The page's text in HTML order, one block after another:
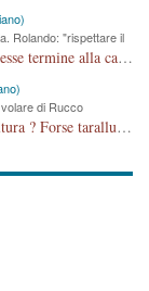
Rolando: "rispettare il
Sarebbe ora che il consigliere comunale Pidino, ponesse termine alla campagna elettorale nel territorio del suo seggio Villaggio del Sole. La tiraca è iniziata, distruggerà 6 km di prateria ovest della città, ricca di fonti e sorgenti d'acqua. I cittadini di Maddalene non avranno più Pace la notte. Molta colpa per la costruzione di questa Strada è proprio del signor Rolando,dei suoi gazebo mobili e che vuol far passare questa opera VANDALICA come progetto "utile" a chi ? Non è cosa seria sig. Rolando!
di Rucco
Vorrei sapere dal C.C. Rolando cosa intende per Cultura ? Forse tarallucci, vino e sagre, o spaghetti tricolori del PD ? Il continuo (s)parlare della mostra a Palazzo Chiericati caro consigliere DANNEGGIA FORTEMENTE l'immagine della città TUTTA e fa deviare i consensi che in RUSSIA (badi bene ex U.R.S.S.) sono ECCELLENTI. A livello artistico l'evento è di alta Valenza culturale, COMPITO di Tutta la Cittadinanza fare il possibile per propagandare l'iniziativa senza farne UN CASO PARTITICO come fa Lei da sempre. Meno Gazebo + Partecipazione! E così sia. Amen.